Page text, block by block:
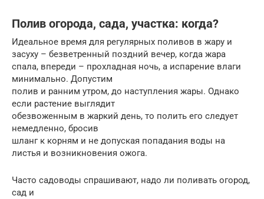
Полив огорода, сада, участка: когда?
Идеальное время для регулярных поливов в жару и
засуху – безветренный поздний вечер, когда жара
спала, впереди – прохладная ночь, а испарение влаги
минимально. Допустим
полив и ранним утром, до наступления жары. Однако
если растение выглядит
обезвоженным в жаркий день, то полить его следует
немедленно, бросив
шланг к корням и не допуская попадания воды на
листья и возникновения ожога.
Часто садоводы спрашивают, надо ли поливать огород,
сад и